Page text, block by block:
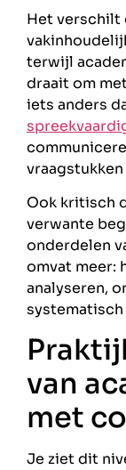
Het verschilt
terwijl
draait om
iets anders
Ook kritisch
verwante
onderdelen
omvat meer:
analyseren,
systematisch
van
met
Je ziet dit